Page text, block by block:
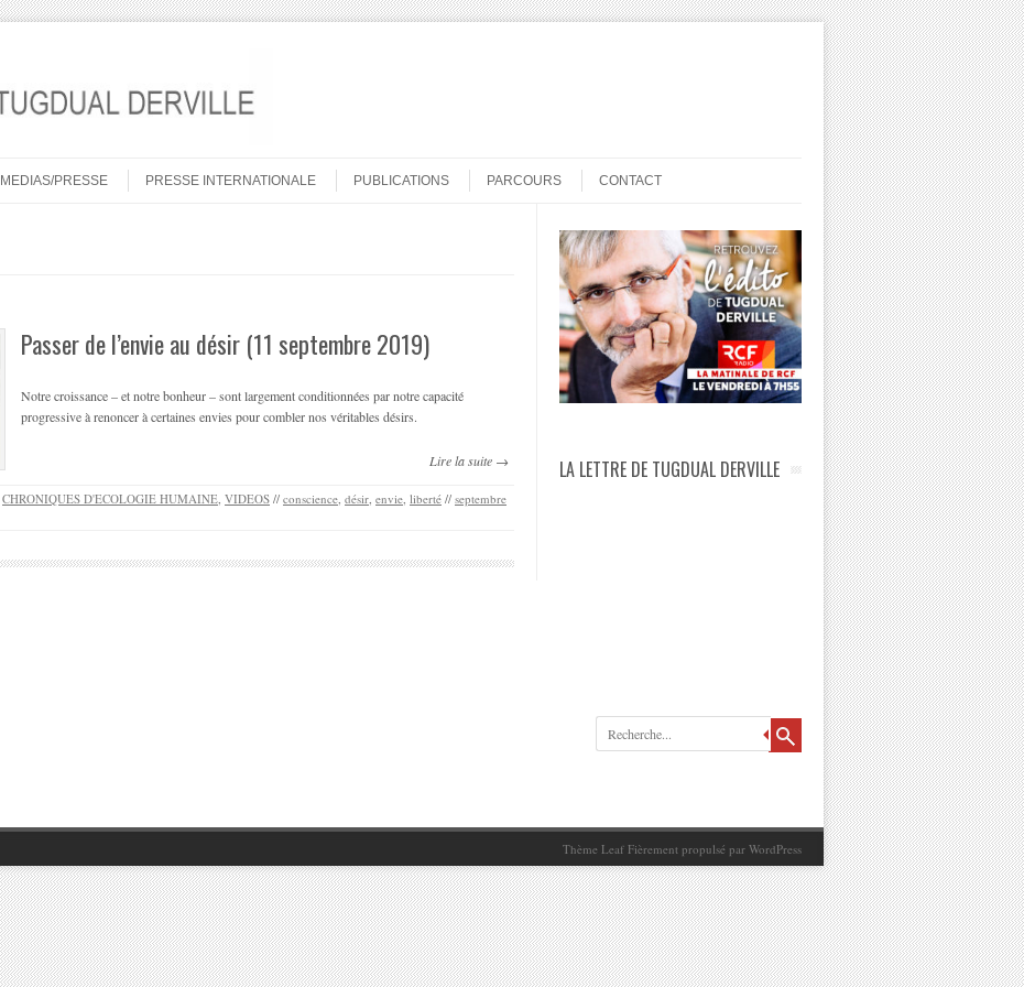
MEDIAS/PRESSE PRESSE INTERNATIONALE PUBLICATIONS PARCOURS CONTACT
Passer de l’envie au désir (11 septembre 2019)
Notre croissance – et notre bonheur – sont largement conditionnées par notre capacité
progressive à renoncer à certaines envies pour combler nos véritables désirs.
Lire la suite →
CHRONIQUES D'ECOLOGIE HUMAINE VIDEOS // conscience désir envie liberté // septembre
LA LETTRE DE TUGDUAL DERVILLE
Recherche
Thème Leaf Fièrement propulsé par WordPress